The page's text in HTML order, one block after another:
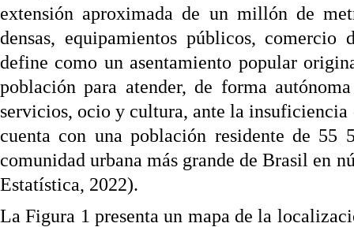
extensión aproximada de un millón de
densas, equipamientos públicos,
define como un asentamiento popular
población para atender, de forma
servicios, ocio y cultura, ante la
cuenta con una población residente de
comunidad urbana más grande de Brasil en
Estatística, 2022).
La Figura 1 presenta un mapa de la